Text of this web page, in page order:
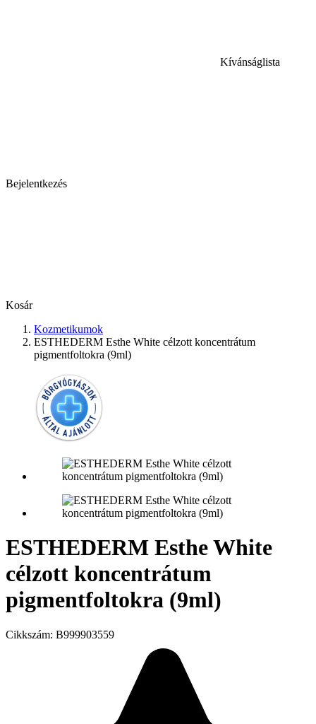
Kívánságlista
Bejelentkezés
Kosár
Kozmetikumok
ESTHEDERM Esthe White célzott koncentrátum
pigmentfoltokra (9ml)
ESTHEDERM Esthe White
célzott koncentrátum
pigmentfoltokra (9ml)
Cikkszám: B999903559